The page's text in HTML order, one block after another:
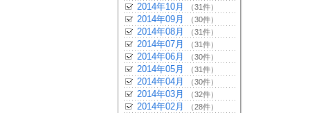
2014年10月 （31件）
2014年09月 （30件）
2014年08月 （31件）
2014年07月 （31件）
2014年06月 （30件）
2014年05月 （31件）
2014年04月 （30件）
2014年03月 （32件）
2014年02月 （28件）